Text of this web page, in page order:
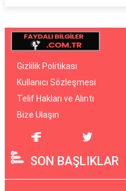
Gizlilik Politikası
Kullanıcı Sözleşmesi
Telif Hakları ve Alıntı
Bize Ulaşın
SON BAŞLIKLAR